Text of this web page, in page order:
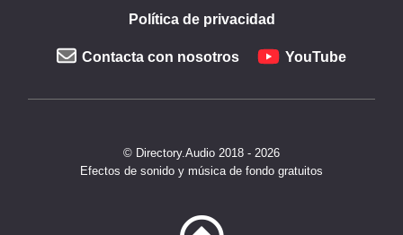
Política de privacidad
Contacta con nosotros YouTube
© Directory.Audio 2018 - 2026
Efectos de sonido y música de fondo gratuitos